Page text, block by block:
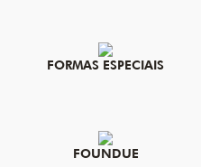
FORMAS ESPECIAIS
FOUNDUE